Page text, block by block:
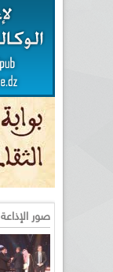
صور الإذاعة